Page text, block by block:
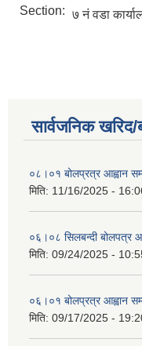
Section: ७ नं वडा
सार्वजनिक
०८।०१ बोलप्रत्र आह्वान
मिति: 11/16/2025 -
०६।०८ सिलबन्दी बोलपत्र
मिति: 09/24/2025 -
०६।०१ बोलप्रत्र आह्वान
मिति: 09/17/2025 -